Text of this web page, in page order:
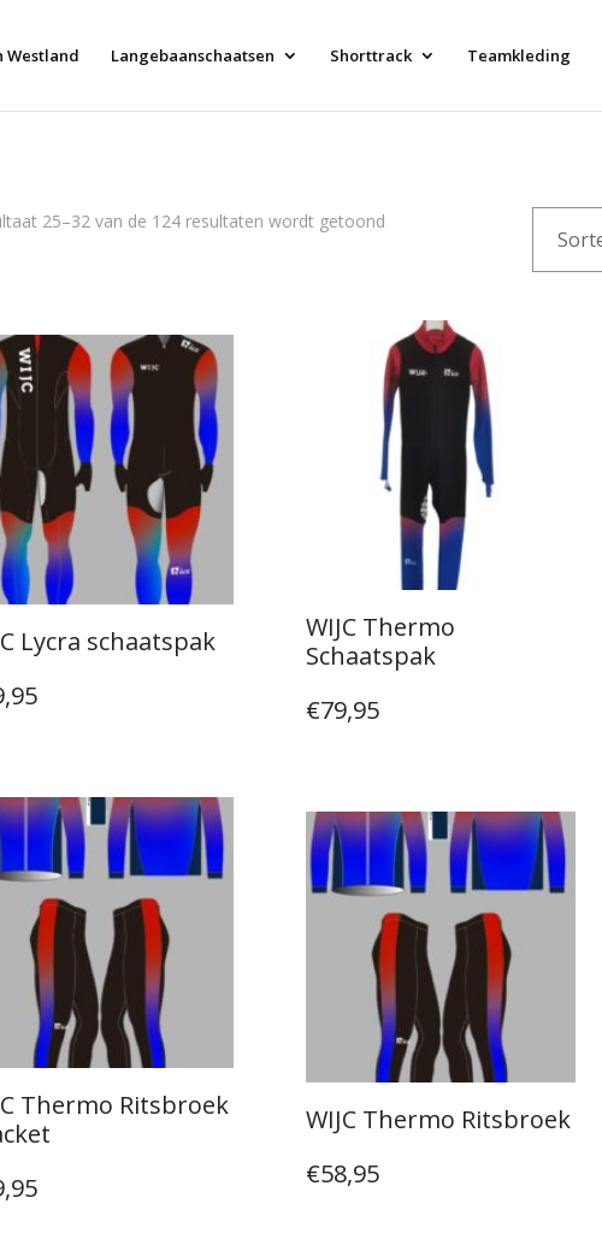
Westland Langebaanschaatsen Shorttrack Teamkleding
25–32 van de 124 resultaten wordt getoondGesorteerd
Lycra schaatspak
WIJC Thermo
Schaatspak
€79,95
Thermo Ritsbroek
WIJC Thermo Ritsbroek
€58,95